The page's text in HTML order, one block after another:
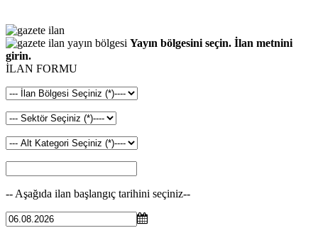
Yayın bölgesini seçin. İlan metnini
girin.
İLAN FORMU
-- Aşağıda ilan başlangıç tarihini seçiniz--